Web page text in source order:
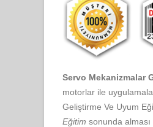
Servo Mekanizmalar
motorlar ile
Geliştirme Ve Uyum
Eğitim sonunda